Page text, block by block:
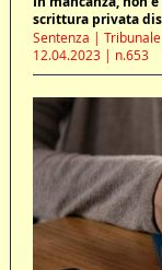
scrittura privata
Sentenza |
12.04.2023 | n.653